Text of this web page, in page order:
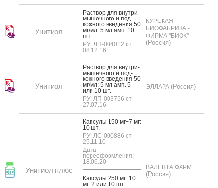
Унитиол
Рас­твор для внут­ри­
мышеч­но­го и под­
кожно­го вве­дения 50
мг/мл: 5 мл амп. 10
шт.
РУ: ЛП-004012 от
08.12.16
КУРСКАЯ
БИОФАБРИКА -
ФИРМА "БИОК"
(Россия)
Унитиол
Рас­твор для внут­ри­
мышеч­но­го и под­
кожно­го вве­дения 50
мг/мл: 5 мл амп. 5
или 10 шт.
РУ: ЛП-003756 от
27.07.16
ЭЛЛАРА (Россия)
Унитиол плюс
Кап­су­лы 150 мг+7 мг:
10 шт.
РУ: ЛС-000886 от
25.11.10
Дата
переоформления:
18.06.20
Кап­су­лы 250 мг+10
мг: 2 или 10 шт.
ВАЛЕНТА ФАРМ
(Россия)